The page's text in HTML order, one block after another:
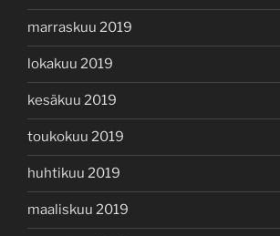
marraskuu 2019
lokakuu 2019
kesäkuu 2019
toukokuu 2019
huhtikuu 2019
maaliskuu 2019